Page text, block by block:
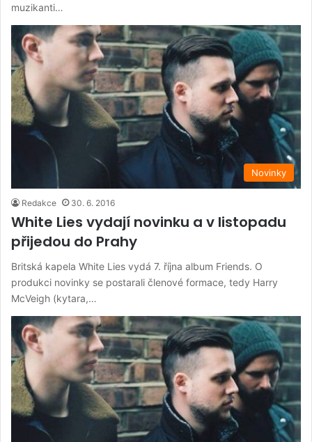
muzikanti…
Novinky
Redakce 30. 6. 2016
White Lies vydají novinku a v listopadu
přijedou do Prahy
Britská kapela White Lies vydá 7. října album Friends. O
produkci novinky se postarali členové formace, tedy Harry
McVeigh (kytara,…